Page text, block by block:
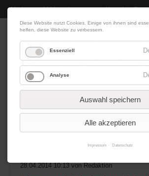
08. August 2026 Impressum|Kontakt|
Werbung
28.04.2014 10:13 von Redaktion
Diese Website nutzt Cookies. Einige von ihnen sind
helfen, diese Website zu verbessern.
Essenziell
Analyse
Auswahl speichern
Alle akzeptieren
Impressum Datenschutz